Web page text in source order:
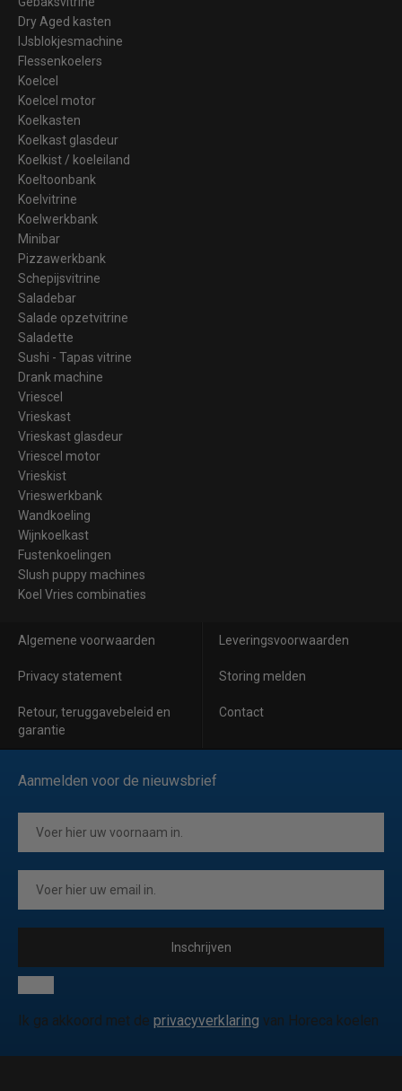
Dry Aged kasten
IJsblokjesmachine
Flessenkoelers
Koelcel
Koelcel motor
Koelkasten
Koelkast glasdeur
Koelkist / koeleiland
Koeltoonbank
Koelvitrine
Koelwerkbank
Minibar
Pizzawerkbank
Schepijsvitrine
Saladebar
Salade opzetvitrine
Saladette
Sushi - Tapas vitrine
Drank machine
Vriescel
Vrieskast
Vrieskast glasdeur
Vriescel motor
Vrieskist
Vrieswerkbank
Wandkoeling
Wijnkoelkast
Fustenkoelingen
Slush puppy machines
Koel Vries combinaties
Algemene voorwaarden Leveringsvoorwaarden
Privacy statement Storing melden
Retour, teruggavebeleid en
garantie
Contact
Aanmelden voor de nieuwsbrief
Inschrijven
Ik ga akkoord met de privacyverklaring van Horeca koelen